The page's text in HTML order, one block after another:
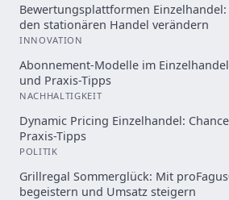
Bewertungsplattformen
den stationären Handel verändern
INNOVATION
Abonnement-Modelle im
und Praxis-Tipps
NACHHALTIGKEIT
Dynamic Pricing Einzelhandel:
Praxis-Tipps
POLITIK
Grillregal Sommerglück: Mit
begeistern und Umsatz steigern